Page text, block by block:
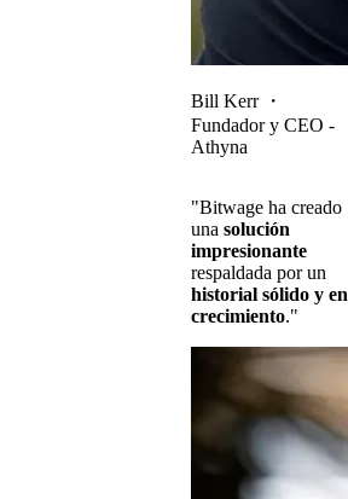
Bill Kerr・
Fundador y CEO -
Athyna
"Bitwage ha creado
una solución
impresionante
respaldada por un
historial sólido y en
crecimiento."